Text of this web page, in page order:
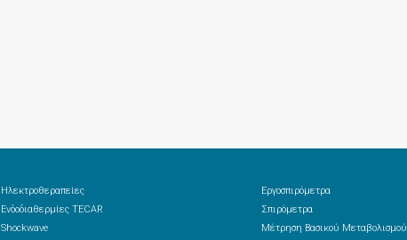
Ηλεκτροθεραπείες
Ενδοδιαθερμίες TECAR
Shockwave
Εργοσπιρόμετρα
Σπιρόμετρα
Μέτρηση Βασικού Μεταβολισμού